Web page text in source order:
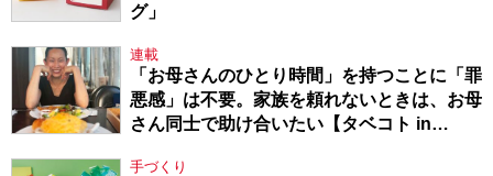
グ」
連載
「お母さんのひとり時間」を持つことに「罪
悪感」は不要。家族を頼れないときは、お母
さん同士で助け合いたい【タベコト in
手づくり